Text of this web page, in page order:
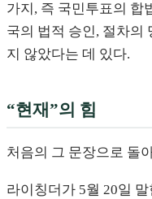
가지, 즉 국민투표의 합
국의 법적 승인, 절차의
지 않았다는 데 있다.
“현재”의 힘
처음의 그 문장으로 돌
라이칭더가 5월 20일